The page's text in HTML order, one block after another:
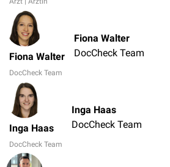
Fiona Walter
DocCheck Team
Fiona Walter
DocCheck Team
Inga Haas
DocCheck Team
Inga Haas
DocCheck Team